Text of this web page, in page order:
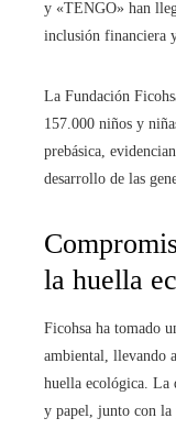
y «TENGO» han
inclusión financiera
La Fundación
157.000 niños y
prebásica,
desarrollo de las
la huella
Ficohsa ha tomado
ambiental, llevando
huella ecológica. La
y papel, junto con la